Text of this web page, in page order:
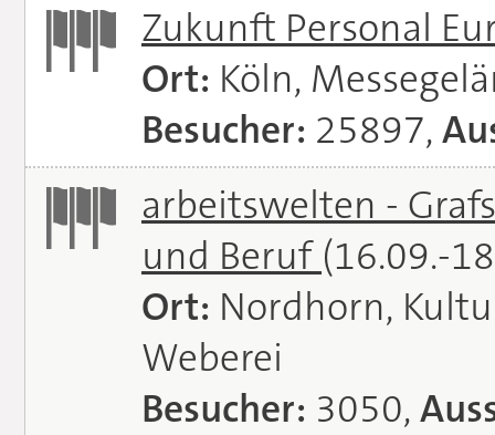
Zukunft Personal
Ort: Köln,
Besucher: 25897,
arbeitswelten -
und Beruf (16.09.-
Ort: Nordhorn,
Weberei
Besucher: 3050,